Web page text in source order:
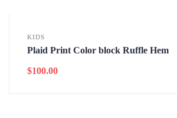
KIDS
Plaid Print Color block Ruffle Hem
$100.00